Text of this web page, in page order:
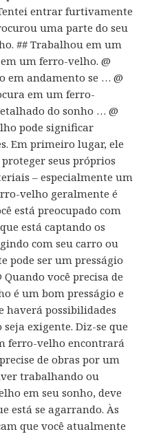
entrar furtivamente
uma parte do seu
## Trabalhou em um
um ferro-velho. @
em andamento se … @
em um ferro-
do sonho … @
pode significar
Em primeiro lugar, ele
seus próprios
– especialmente um
velho geralmente é
está preocupado com
está captando os
com seu carro ou
pode ser um presságio
você precisa de
é um bom presságio e
haverá possibilidades
seja exigente. Diz-se que
ferro-velho encontrará
de obras por um
trabalhando ou
em seu sonho, deve
está se agarrando. Às
que você atualmente